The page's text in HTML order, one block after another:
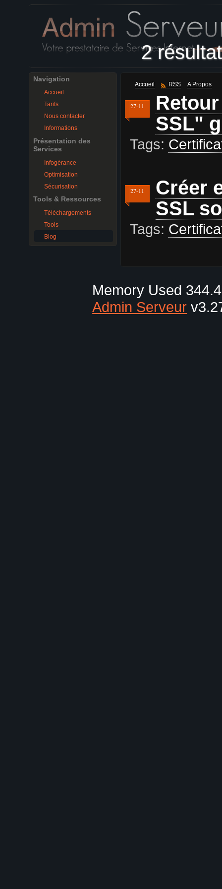
2
Navigation
Accueil
Tarifs
Nous contacter
Informations
Présentation des
Services
Infogérance
Optimisation
Sécurisation
Tools & Ressources
Téléchargements
Tools
Blog
Accueil RSS A Propos
27-11
SSL"
Tags:
27-11
Créer
SSL
Tags:
Memory Used
Admin Serveur